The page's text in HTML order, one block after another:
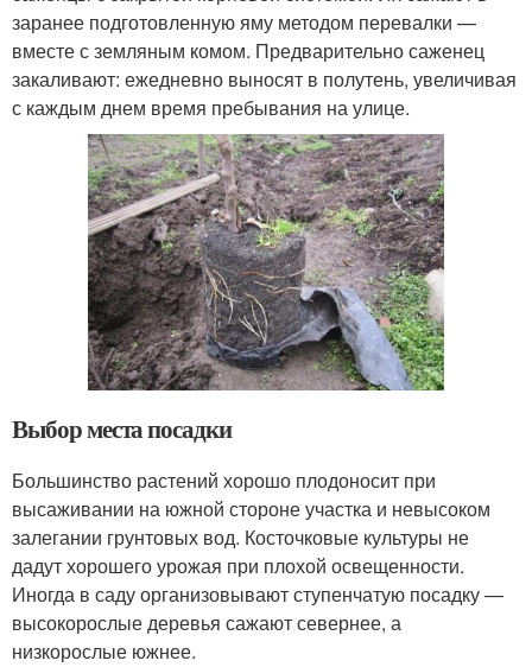
заранее подготовленную яму методом перевалки —
вместе с земляным комом. Предварительно саженец
закаливают: ежедневно выносят в полутень, увеличивая
с каждым днем время пребывания на улице.
Выбор места посадки
Большинство растений хорошо плодоносит при
высаживании на южной стороне участка и невысоком
залегании грунтовых вод. Косточковые культуры не
дадут хорошего урожая при плохой освещенности.
Иногда в саду организовывают ступенчатую посадку —
высокорослые деревья сажают севернее, а
низкорослые южнее.